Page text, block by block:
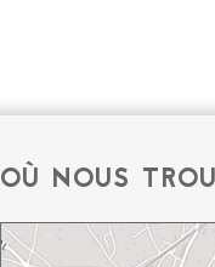
OÙ NOUS